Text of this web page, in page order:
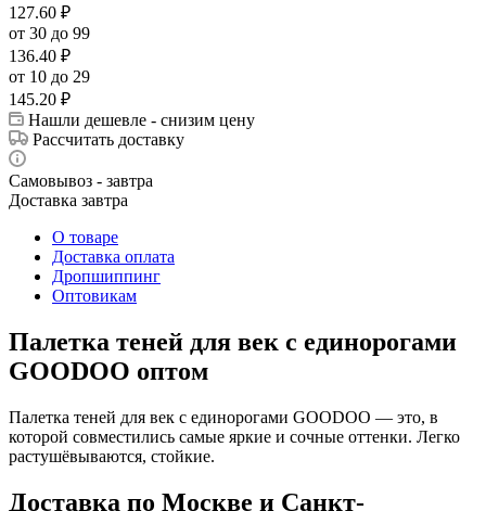
127.60 ₽
от 30 до 99
136.40 ₽
от 10 до 29
145.20 ₽
Нашли дешевле - снизим цену
Рассчитать доставку
Самовывоз - завтра
Доставка завтра
О товаре
Доставка оплата
Дропшиппинг
Оптовикам
Палетка теней для век с единорогами
GOODOO оптом
Палетка теней для век с единорогами GOODOO — это, в
которой совместились самые яркие и сочные оттенки. Легко
растушёвываются, стойкие.
Доставка по Москве и Санкт-